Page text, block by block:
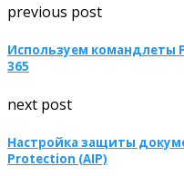
previous post
Используем командлеты
365
next post
Настройка защиты
Protection (AIP)